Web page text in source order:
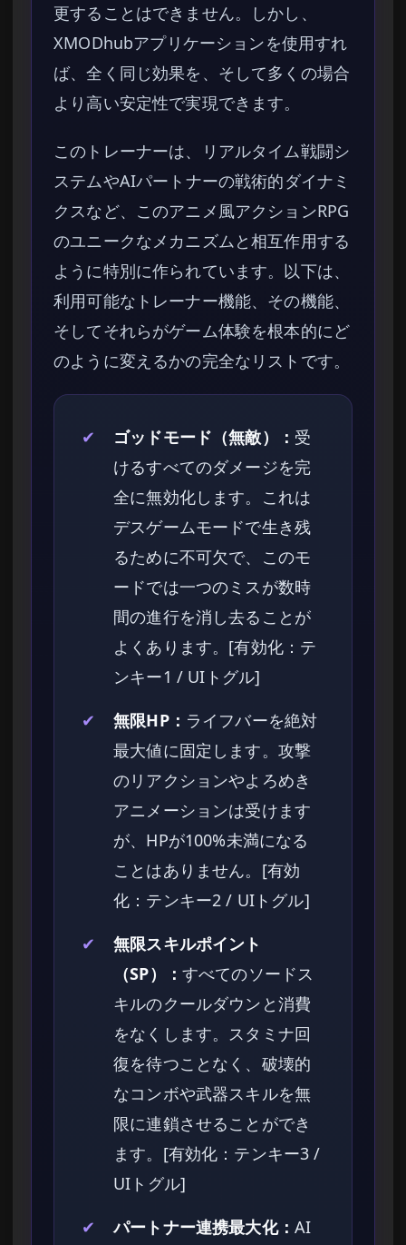
更することはできません。しかし、
XMODhubアプリケーションを使用すれ
ば、全く同じ効果を、そして多くの場合
より高い安定性で実現できます。
このトレーナーは、リアルタイム戦闘シ
ステムやAIパートナーの戦術的ダイナミ
クスなど、このアニメ風アクションRPG
のユニークなメカニズムと相互作用する
ように特別に作られています。以下は、
利用可能なトレーナー機能、その機能、
そしてそれらがゲーム体験を根本的にど
のように変えるかの完全なリストです。
✔ ゴッドモード（無敵）： 受
けるすべてのダメージを完
全に無効化します。これは
デスゲームモードで生き残
るために不可欠で、このモ
ードでは一つのミスが数時
間の進行を消し去ることが
よくあります。[有効化：テ
ンキー1 / UIトグル]
✔
無限HP： ライフバーを絶対
最大値に固定します。攻撃
のリアクションやよろめき
アニメーションは受けます
が、HPが100%未満になる
ことはありません。[有効
化：テンキー2 / UIトグル]
✔
無限スキルポイント
（SP）： すべてのソードス
キルのクールダウンと消費
をなくします。スタミナ回
復を待つことなく、破壊的
なコンボや武器スキルを無
限に連鎖させることができ
ます。[有効化：テンキー3 /
UIトグル]
✔
パートナー連携最大化： AI